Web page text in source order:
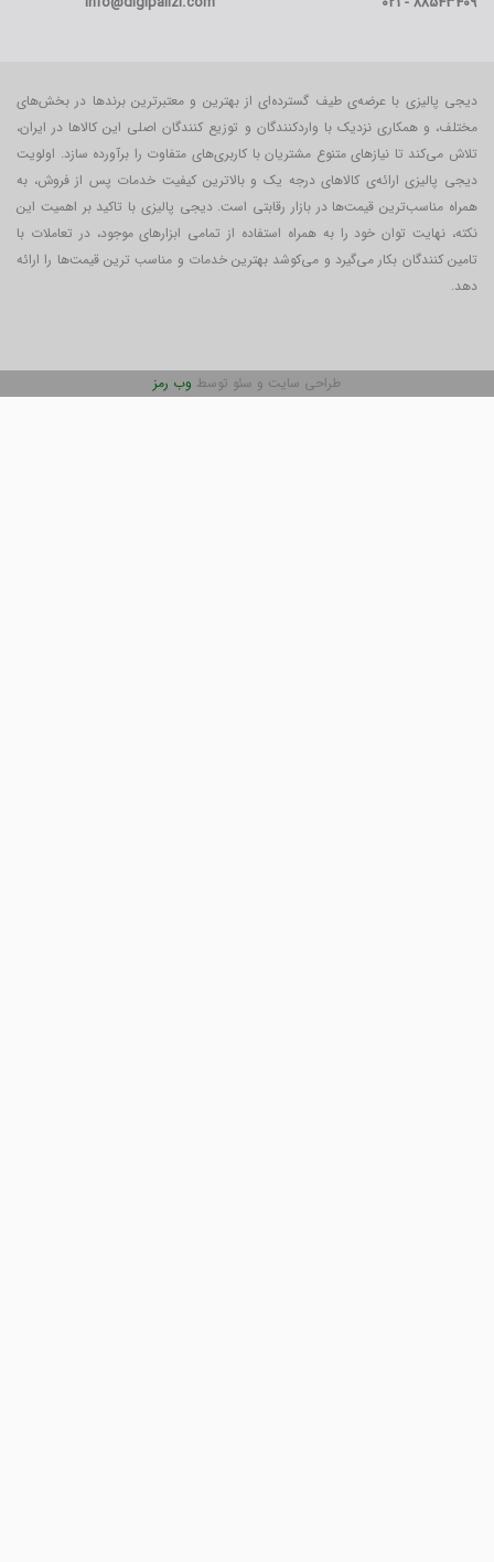
دیجی پالیزی با عرضه‌ی طیف گسترده‌ای از بهترین و معتبرترین برندها در بخش‌های
مختلف، و همکاری نزدیک با واردکنندگان و توزیع کنندگان اصلی این کالاها در ایران،
تلاش می‌کند تا نیازهای متنوع مشتریان با کاربری‌‌های متفاوت را برآورده سازد. اولویت
دیجی پالیزی ارائه‌ی کالاهای درجه یک و بالاترین کیفیت خدمات پس از فروش، به
همراه مناسب‌ترین قیمت‌ها در بازار رقابتی است. دیجی پالیزی با تاکید بر اهمیت این
نکته، نهایت توان خود را به همراه استفاده از تمامی ابزارهای موجود، در تعاملات با
تامین کنندگان بکار می‎‌گیرد و می‌کوشد بهترین خدمات و مناسب ترین قیمت‌ها را ارائه
دهد.
طراحی سایت و سئو توسط وب رمز